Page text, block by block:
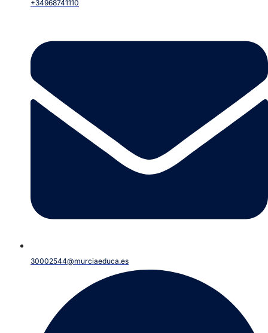
+34968741110
30002544@murciaeduca.es